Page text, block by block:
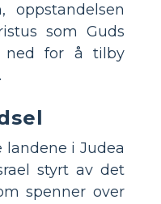
oppstandelsen
som Guds
ned for å tilby
landene i Judea
styrt av det
spenner over